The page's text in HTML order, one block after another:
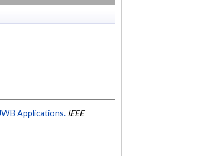
Applications. IEEE